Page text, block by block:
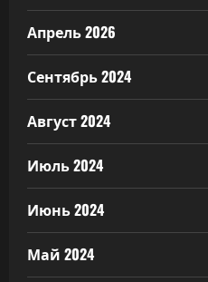
Апрель 2026
Сентябрь 2024
Август 2024
Июль 2024
Июнь 2024
Май 2024